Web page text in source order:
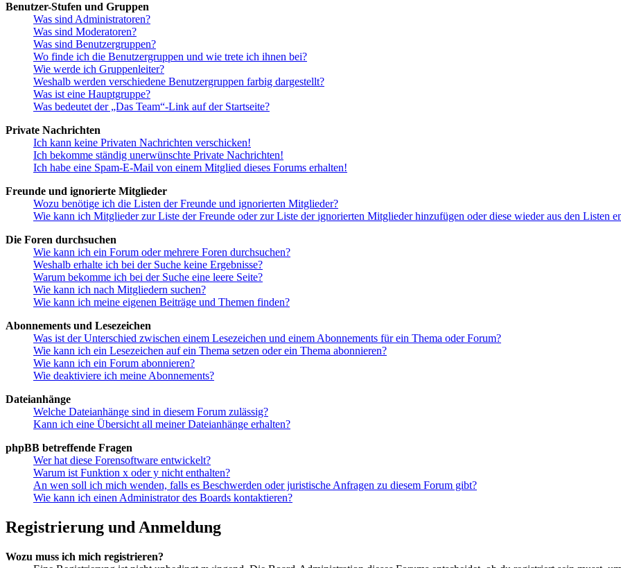
Benutzer-Stufen und Gruppen
Was sind Administratoren?
Was sind Moderatoren?
Was sind Benutzergruppen?
Wo finde ich die Benutzergruppen und wie trete ich ihnen bei?
Wie werde ich Gruppenleiter?
Weshalb werden verschiedene Benutzergruppen farbig dargestellt?
Was ist eine Hauptgruppe?
Was bedeutet der „Das Team“-Link auf der Startseite?
Private Nachrichten
Ich kann keine Privaten Nachrichten verschicken!
Ich bekomme ständig unerwünschte Private Nachrichten!
Ich habe eine Spam-E-Mail von einem Mitglied dieses Forums erhalten!
Freunde und ignorierte Mitglieder
Wozu benötige ich die Listen der Freunde und ignorierten Mitglieder?
Wie kann ich Mitglieder zur Liste der Freunde oder zur Liste der ignorierten Mitglieder hinzufügen oder diese wieder aus den Listen
Die Foren durchsuchen
Wie kann ich ein Forum oder mehrere Foren durchsuchen?
Weshalb erhalte ich bei der Suche keine Ergebnisse?
Warum bekomme ich bei der Suche eine leere Seite?
Wie kann ich nach Mitgliedern suchen?
Wie kann ich meine eigenen Beiträge und Themen finden?
Abonnements und Lesezeichen
Was ist der Unterschied zwischen einem Lesezeichen und einem Abonnements für ein Thema oder Forum?
Wie kann ich ein Lesezeichen auf ein Thema setzen oder ein Thema abonnieren?
Wie kann ich ein Forum abonnieren?
Wie deaktiviere ich meine Abonnements?
Dateianhänge
Welche Dateianhänge sind in diesem Forum zulässig?
Kann ich eine Übersicht all meiner Dateianhänge erhalten?
phpBB betreffende Fragen
Wer hat diese Forensoftware entwickelt?
Warum ist Funktion x oder y nicht enthalten?
An wen soll ich mich wenden, falls es Beschwerden oder juristische Anfragen zu diesem Forum gibt?
Wie kann ich einen Administrator des Boards kontaktieren?
Registrierung und Anmeldung
Wozu muss ich mich registrieren?